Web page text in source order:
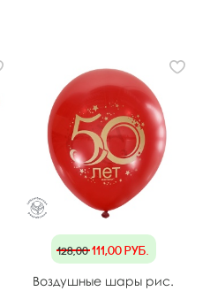
128,00111,00руб.
Воздушные шары рис.